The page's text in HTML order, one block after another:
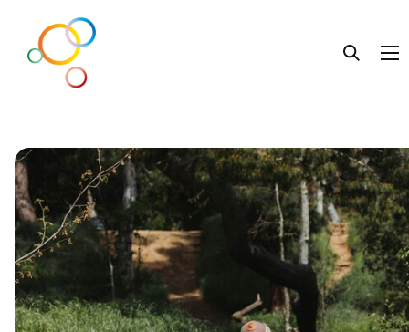
Lebens.Beratung
Liebe.Leben
Familie.Leben